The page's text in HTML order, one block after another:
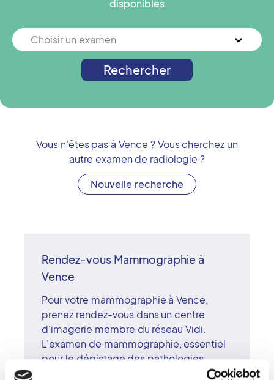
disponibles
Choisir un examen
Rechercher
Vous n'êtes pas à Vence ? Vous cherchez un
autre examen de radiologie ?
Nouvelle recherche
Rendez-vous Mammographie à
Vence
Pour votre mammographie à Vence,
prenez rendez-vous dans un centre
d'imagerie membre du réseau Vidi.
L'examen de mammographie, essentiel
pour le dépistage des pathologies
mammaires, est effectué sur un appareil